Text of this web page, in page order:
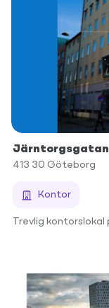
Järntorgsgatan
413 30 Göteborg
Kontor
Trevlig